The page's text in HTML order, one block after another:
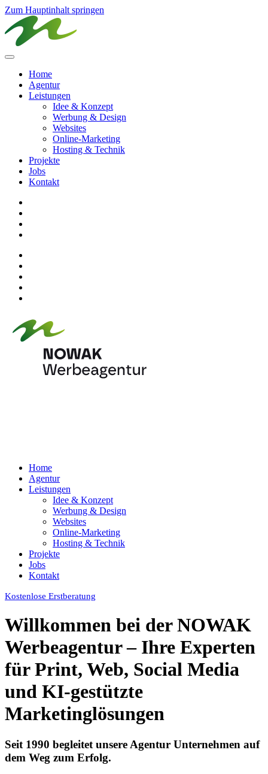
Zum Hauptinhalt springen
Home
Agentur
Leistungen
Idee & Konzept
Werbung & Design
Websites
Online-Marketing
Hosting & Technik
Projekte
Jobs
Kontakt
Home
Agentur
Leistungen
Idee & Konzept
Werbung & Design
Websites
Online-Marketing
Hosting & Technik
Projekte
Jobs
Kontakt
Kostenlose Erstberatung
Willkommen bei der NOWAK
Werbeagentur – Ihre Experten
für Print, Web, Social Media
und KI-gestützte
Marketinglösungen
Seit 1990 begleitet unsere Agentur Unternehmen auf
dem Weg zum Erfolg.